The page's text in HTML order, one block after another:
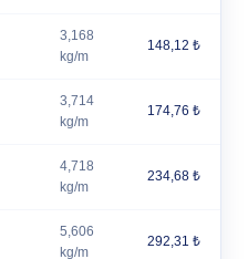
3,168
kg/m
148,12 ₺
3,714
kg/m
174,76 ₺
4,718
kg/m
234,68 ₺
5,606
kg/m
292,31 ₺